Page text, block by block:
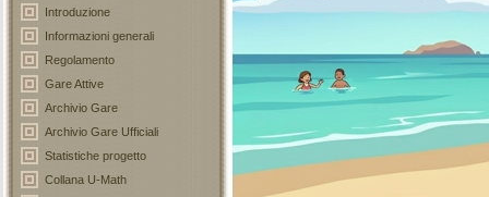
Introduzione
Informazioni generali
Regolamento
Gare Attive
Archivio Gare
Archivio Gare Ufficiali
Statistiche progetto
Collana U-Math